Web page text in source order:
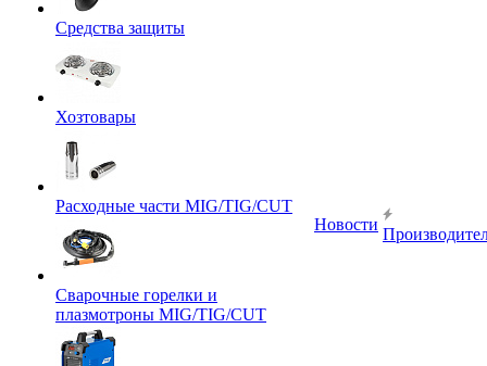
Средства защиты
Хозтовары
Расходные части MIG/TIG/CUT
Сварочные горелки и
плазмотроны MIG/TIG/CUT
Новости